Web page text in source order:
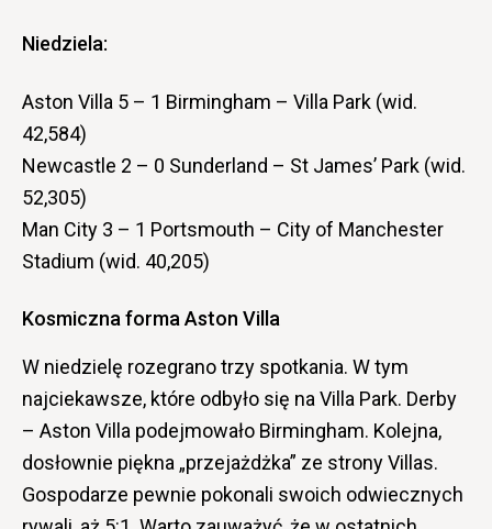
Niedziela:
Aston Villa 5 – 1 Birmingham – Villa Park (wid.
42,584)
Newcastle 2 – 0 Sunderland – St James’ Park (wid.
52,305)
Man City 3 – 1 Portsmouth – City of Manchester
Stadium (wid. 40,205)
Kosmiczna forma Aston Villa
W niedzielę rozegrano trzy spotkania. W tym
najciekawsze, które odbyło się na Villa Park. Derby
– Aston Villa podejmowało Birmingham. Kolejna,
dosłownie piękna „przejażdżka” ze strony Villas.
Gospodarze pewnie pokonali swoich odwiecznych